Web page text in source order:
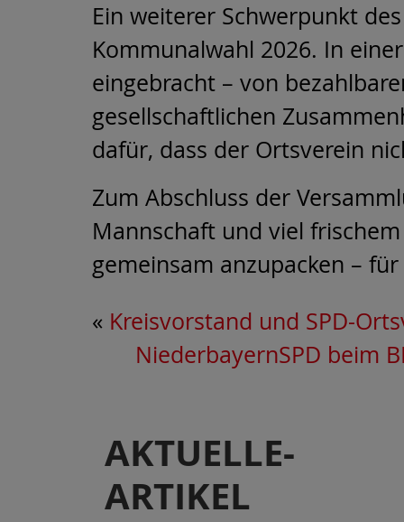
Ein weiterer Schwerpunkt
Kommunalwahl 2026. In
eingebracht – von
gesellschaftlichen
dafür, dass der Ortsverein
Zum Abschluss der
Mannschaft und viel
gemeinsam anzupacken –
« Kreisvorstand und SPD-
NiederbayernSPD beim
AKTUELLE-
ARTIKEL